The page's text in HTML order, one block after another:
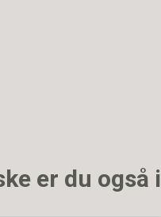
er du